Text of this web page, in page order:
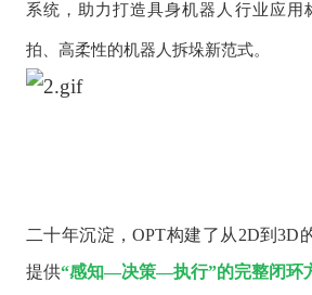
系统，助力打造具身机器人行业应用
拍、高柔性的机器人拆垛新范式。
二十年沉淀，OPT构建了从2D到3D
提供“感知—决策—执行”的完整闭环